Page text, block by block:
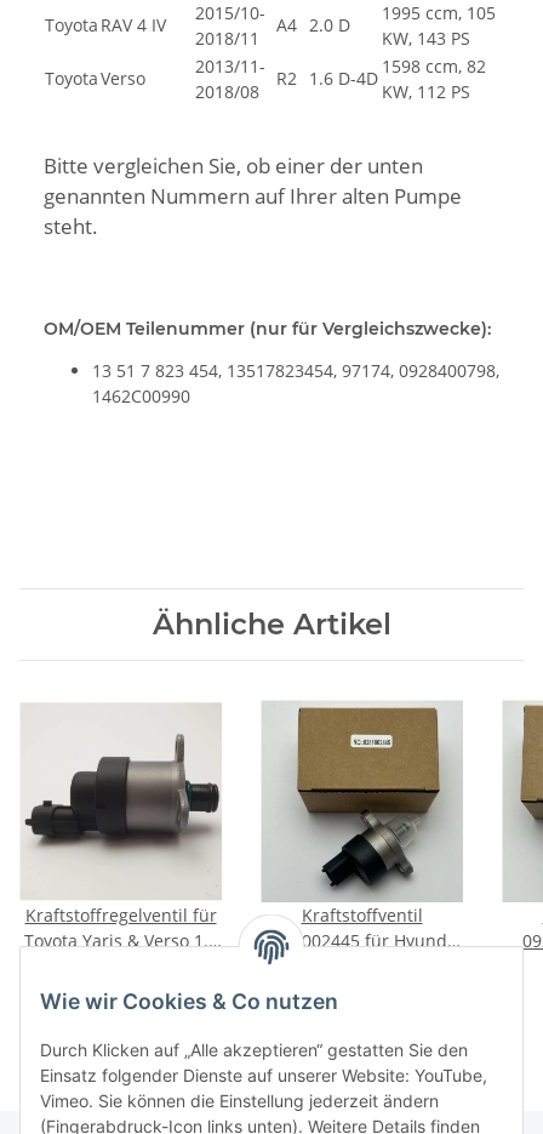
Wie wir Cookies & Co nutzen
Durch Klicken auf „Alle akzeptieren“ gestatten Sie den
Einsatz folgender Dienste auf unserer Website: YouTube,
Vimeo. Sie können die Einstellung jederzeit ändern
(Fingerabdruck-Icon links unten). Weitere Details finden
Toyota RAV 4 IV
2015/10-
2018/11
A4 2.0 D
1995 ccm, 105
KW, 143 PS
ToyotaVerso
2013/11-
2018/08
R2 1.6 D-4D
1598 ccm, 82
KW, 112 PS
Bitte vergleichen Sie, ob einer der unten
genannten Nummern auf Ihrer alten Pumpe
steht.
OM/OEM Teilenummer (nur für Vergleichszwecke):
13 51 7 823 454, 13517823454, 97174, 0928400798,
1462C00990
Ähnliche Artikel
Kraftstoffregelventil für
Toyota Yaris & Verso 1.4
09284006
Kraftstoffventil
0281002445 für Hyundai
Carens 2.0 CRDi